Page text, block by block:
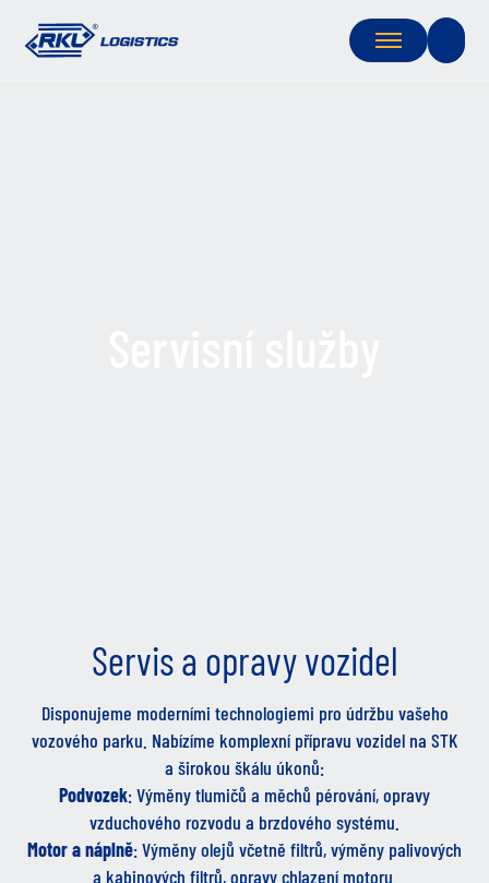
Servis a opravy vozidel
Disponujeme moderními technologiemi pro údržbu vašeho
vozového parku. Nabízíme komplexní přípravu vozidel na STK
a širokou škálu úkonů:
Podvozek: Výměny tlumičů a měchů pérování, opravy
vzduchového rozvodu a brzdového systému.
Motor a náplně: Výměny olejů včetně filtrů, výměny palivových
a kabinových filtrů, opravy chlazení motoru.